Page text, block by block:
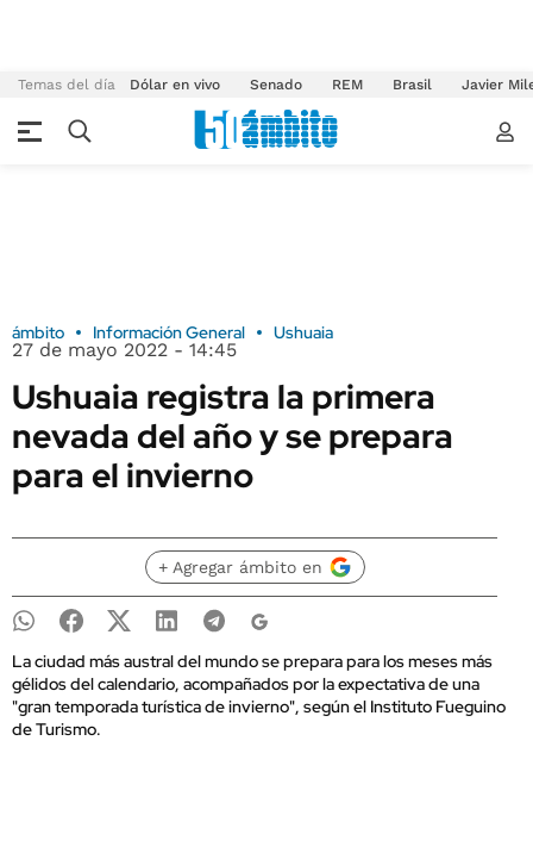
Temas del día Dólar en vivo Senado REM Brasil Javier
ámbito Información General Ushuaia
27 de mayo 2022 - 14:45
Ushuaia registra la primera
nevada del año y se prepara
para el invierno
+ Agregar ámbito en
La ciudad más austral del mundo se prepara para los meses más
gélidos del calendario, acompañados por la expectativa de una
"gran temporada turística de invierno", según el Instituto Fueguino
de Turismo.